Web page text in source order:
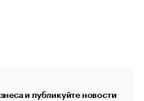
и публикуйте новости